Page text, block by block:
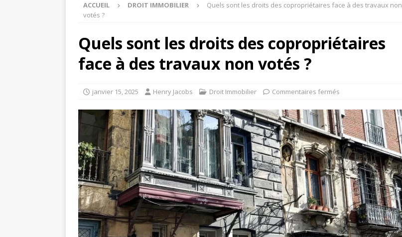
ACCUEIL DROIT IMMOBILIER
Quels sont les droits des copropriétaires face à des travaux non
votés ?
Quels sont les droits des copropriétaires
face à des travaux non votés ?
janvier 15, 2025 Henry Jacobs Droit Immobilier Commentaires fermés